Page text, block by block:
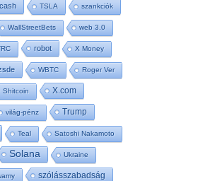
TSLA szankciók
WallStreetBets web 3.0
robot X Money
WBTC Roger Ver
Shitcoin X.com
világ-pénz Trump
Teal Satoshi Nakamoto
Solana Ukraine
szólásszabadság